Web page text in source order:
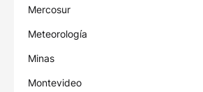
Mercosur
Meteorología
Minas
Montevideo